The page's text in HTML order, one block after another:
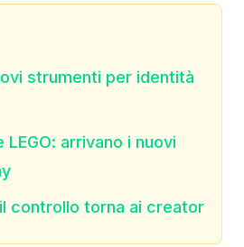
strumenti per identità
LEGO: arrivano i nuovi
controllo torna ai creator